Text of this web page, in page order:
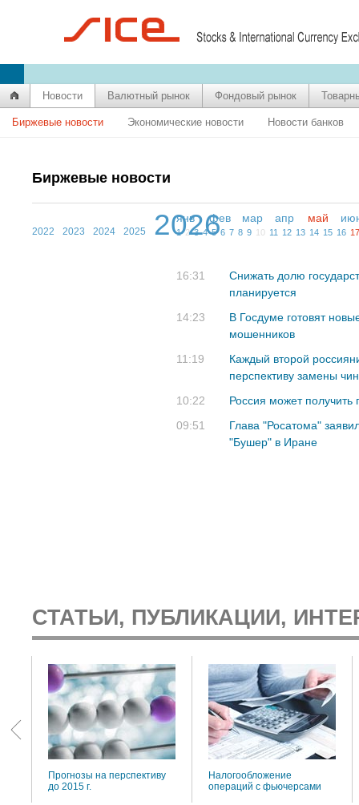
Новости Валютный рынок Фондовый рынок
Биржевые новости Экономические новости Новости банков
Биржевые новости
2022 2023 2024 2025 2026
янв фев мар апр май
1 2 3 4 5 6 7 8 9 10 11 12 13 14 15 16 17
16:31
Снижать долю
планируется
14:23
В Госдуме готовят
мошенников
11:19
Каждый второй
перспективу замены
10:22
Россия может
09:51
Глава "Росатома"
"Бушер" в Иране
СТАТЬИ, ПУБЛИКАЦИИ,
Прогнозы на перспективу
до 2015 г.
Налогообложение
операций с фьючерсами